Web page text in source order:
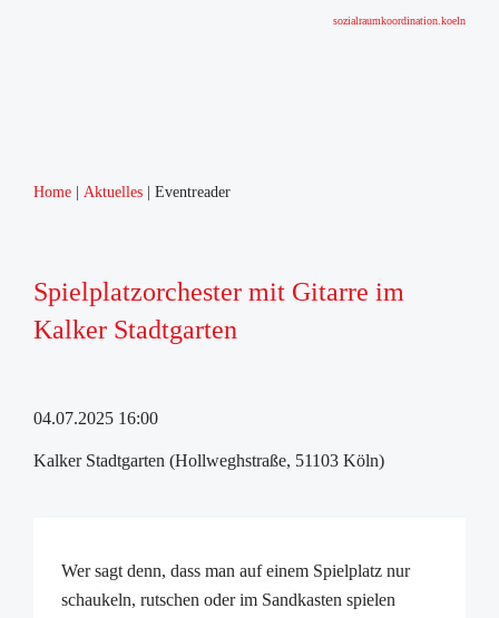
sozialraumkoordination.koeln
Home Aktuelles Eventreader
Spielplatzorchester mit Gitarre im
Kalker Stadtgarten
04.07.2025 16:00
Kalker Stadtgarten (Hollweghstraße, 51103 Köln)
Wer sagt denn, dass man auf einem Spielplatz nur
schaukeln, rutschen oder im Sandkasten spielen